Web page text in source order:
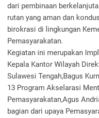
dari pembinaan
rutan yang aman dan
birokrasi di lingkungan
Pemasyarakatan.
Kegiatan ini merupakan
Kepala Kantor Wilayah
Sulawesi Tengah,Bagus
13 Program Akselarasi
Pemasyarakatan,Agus
bagian dari upaya